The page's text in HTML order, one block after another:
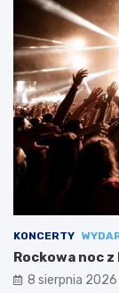
KONCERTY
Rockowa noc
8 sierpnia 2026